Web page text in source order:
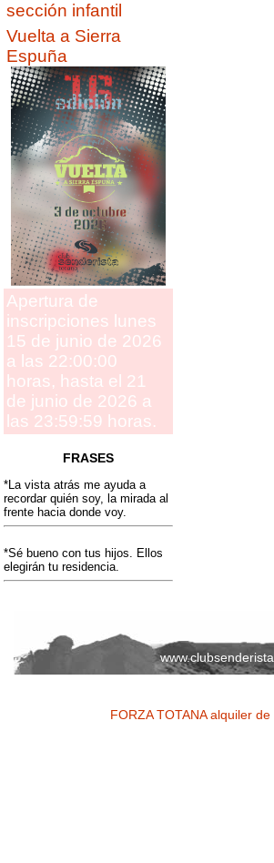
sección infantil
Vuelta a Sierra
Espuña
Apertura de
inscripciones lunes
15 de junio de 2026
a las 22:00:00
horas, hasta el 21
de junio de 2026 a
las 23:59:59 horas.
FRASES
*La vista atrás me ayuda a
recordar quién soy, la mirada al
frente hacia donde voy.
*Sé bueno con tus hijos. Ellos
elegirán tu residencia.
FORZA TOTANA alquiler